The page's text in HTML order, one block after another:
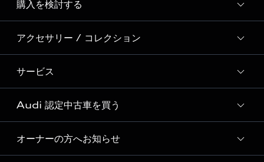
Audi Sport
Formula 1®
デジタルサービス
ディーラー検索
新車在庫検索
試乗車・展示車検索
見積もり依頼
試乗予約
購入を検討する
モデル一覧
特別仕様モデル / 限定モデル
e-tronラインアップ
価格シミュレーション
車両比較
アクセサリー / コレクション
純正アクセサリー
オンラインショップ
Audi collection
アウディナビアプリ
サービス
サービス入庫予約
サービスプログラム
メンテナンス
Audi 認定中古車を買う
Audi認定中古車
オーナーの方へお知らせ